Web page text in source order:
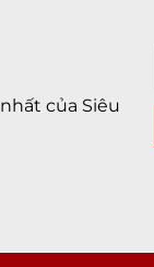
của Siêu